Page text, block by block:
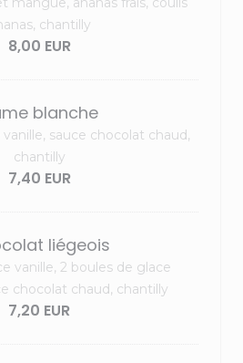
chantilly
8,00 EUR
blanche
sauce chocolat chaud,
chantilly
7,40 EUR
liégeois
vanille, 2 boules de glace
chocolat chaud, chantilly
7,20 EUR